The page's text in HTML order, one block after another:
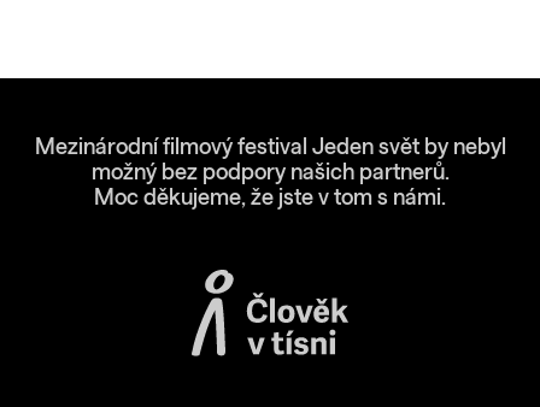
Mezinárodní filmový festival Jeden svět by nebyl
možný bez podpory našich partnerů.
Moc děkujeme, že jste v tom s námi.